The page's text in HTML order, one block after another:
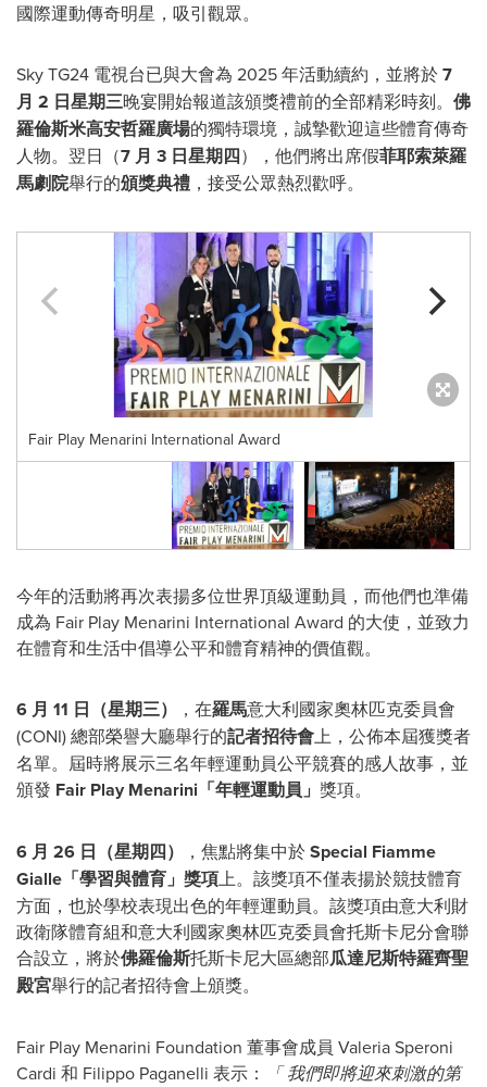
國際運動傳奇明星，吸引觀眾。
Sky TG24 電視台已與大會為 2025 年活動續約，並將於7
月 2 日星期三晚宴開始報道該頒獎禮前的全部精彩時刻。 佛
羅倫斯米高安哲羅廣場的獨特環境，誠摯歡迎這些體育傳奇
人物。翌日（7 月 3 日星期四），他們將出席假菲耶索萊羅
馬劇院舉行的頒獎典禮 ，接受公眾熱烈歡呼。
Fair Play Menarini International Award
今年的活動將再次表揚多位世界頂級運動員，而他們也準備
成為 Fair Play Menarini International Award 的大使，並致力
在體育和生活中倡導公平和體育精神的價值觀。
6 月 11 日（星期三） ，在羅馬意大利國家奧林匹克委員會
(CONI) 總部榮譽大廳舉行的記者招待會上，公佈本屆獲獎者
名單。屆時將展示三名年輕運動員公平競賽的感人故事，並
頒發 Fair Play Menarini「年輕運動員」 獎項。
6 月 26 日（星期四） ，焦點將集中於Special Fiamme
Gialle「學習與體育」獎項上。該獎項不僅表揚於競技體育
方面，也於學校表現出色的年輕運動員。該獎項由意大利財
政衛隊體育組和意大利國家奧林匹克委員會托斯卡尼分會聯
合設立，將於佛羅倫斯托斯卡尼大區總部瓜達尼斯特羅齊聖
殿宮舉行的記者招待會上頒獎。
Fair Play Menarini Foundation 董事會成員 Valeria Speroni
Cardi 和 Filippo Paganelli 表示：
「 我們即將迎來刺激的第